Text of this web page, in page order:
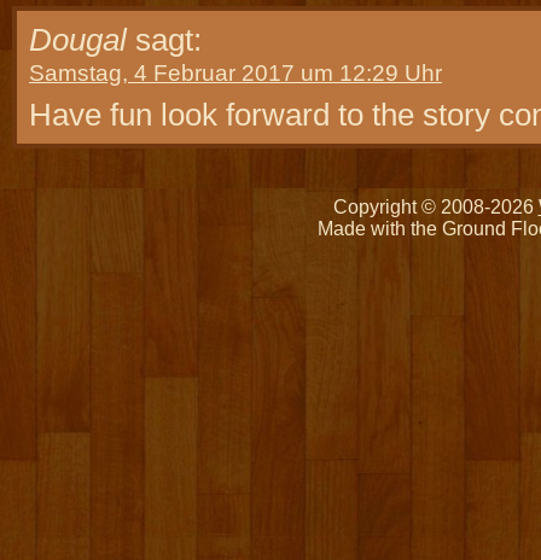
Dougal sagt:
Samstag, 4 Februar 2017 um 12:29 Uhr
Have fun look forward to the story
Copyright © 2008-2026
Made with the Ground